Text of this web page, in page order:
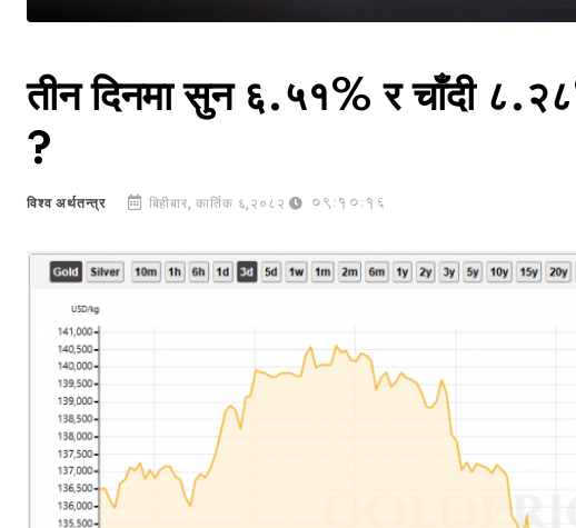
तीन दिनमा सुन ६.५१% र चाँदी
?
विश्व अर्थतन्त्र बिहीबार, कार्तिक ६,२०८२ 09:10:16